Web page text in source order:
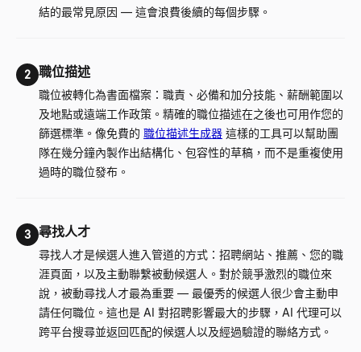
結的最常見原因 — 這會浪費後續的每個步驟。
2 職位描述
職位被轉化為書面檔案：職責、必備和加分技能、薪酬範圍以
及地點或遠端工作政策。精確的職位描述在之後也可用作您的
篩選標準。像免費的 職位描述生成器 這樣的工具可以幫助團
隊在幾分鐘內製作出結構化、包容性的草稿，而不是重複使用
過時的職位發布。
3 尋找人才
尋找人才是候選人進入管道的方式：招聘網站、推薦、您的職
涯頁面，以及主動聯繫被動候選人。對於競爭激烈的職位來
說，被動尋找人才最為重要 — 最優秀的候選人很少會主動申
請任何職位。這也是 AI 對招聘影響最大的步驟，AI 代理可以
跨平台搜尋並返回匹配的候選人以及經過驗證的聯絡方式。